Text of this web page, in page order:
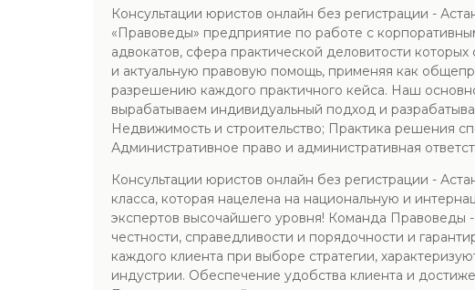
Консультации юристов онлайн без регистрации -
«Правоведы» предприятие по работе с
адвокатов, сфера практической деловитости
и актуальную правовую помощь, применяя как
разрешению каждого практичного кейса. Наш
вырабатываем индивидуальный подход и
Недвижимость и строительство; Практика решения
Административное право и административная
Консультации юристов онлайн без регистрации -
класса, которая нацелена на национальную и
экспертов высочайшего уровня! Команда Правоведы
честности, справедливости и порядочности и
каждого клиента при выборе стратегии,
индустрии. Обеспечение удобства клиента и